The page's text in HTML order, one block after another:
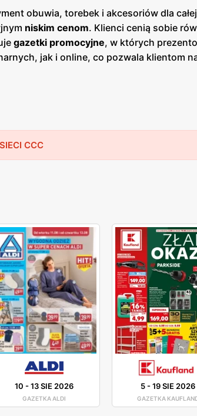
obuwia, torebek i akcesoriów dla
niskim cenom. Klienci cenią sobie
gazetki promocyjne, w których
jak i online, co pozwala klientom
świeżych informacji o nowościach i
klientów. Sklepy
Firma kładzie duży nacisk na
Dzięki temu
CCC
10 -13 SIE 2026
GAZETKA ALDI
5-19 SIE 2026
GAZETKA